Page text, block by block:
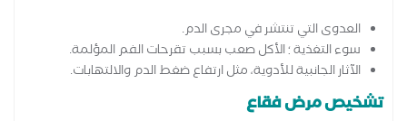
العدوى التي تنتشر في مجرى الدم.
سوء التغذية ؛ الأكل صعب بسبب تقرحات الفم المؤلمة.
الآثار الجانبية للأدوية، مثل ارتفاع ضغط الدم والالتهابات.
تشخيص مرض فقاع